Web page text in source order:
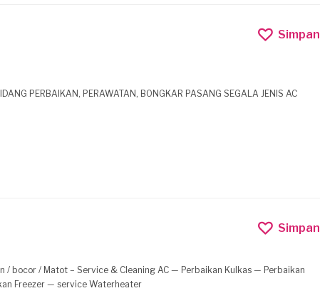
Simpan
PERBAIKAN, PERAWATAN, BONGKAR PASANG SEGALA JENIS AC
Simpan
/ bocor / Matot – Service & Cleaning AC — Perbaikan Kulkas — Perbaikan
Freezer — service Waterheater